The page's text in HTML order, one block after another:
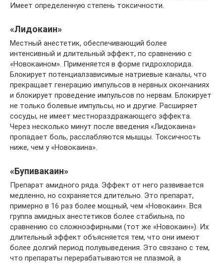
Имеет определенную степень токсичности.
«Лидокаин»
Местный анестетик, обеспечивающий более
интенсивный и длительный эффект, по сравнению с
«Новокаином». Применяется в форме гидрохлорида.
Блокирует потенциалзависимые натриевые каналы, что
прекращает генерацию импульсов в нервных окончаниях
и блокирует проведение импульсов по нервам. Блокирует
не только болевые импульсы, но и другие. Расширяет
сосуды, не имеет местнораздражающего эффекта.
Через несколько минут после введения «Лидокаина»
пропадает боль, расслабляются мышцы. Токсичность
ниже, чем у «Новокаина».
«Бупивакаин»
Препарат амидного ряда. Эффект от него развивается
медленно, но сохраняется длительно. Это препарат,
примерно в 16 раз более мощный, чем «Новокаин». Вся
группа амидных анестетиков более стабильна, по
сравнению со сложноэфирными (тот же «Новокаин»). Их
длительный эффект объясняется тем, что они имеют
более долгий период полувыведения. Это связано с тем,
что препараты перерабатываются не плазмой, а